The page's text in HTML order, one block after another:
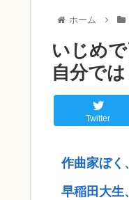
ホーム
いじめ
自分では
Twitter
作曲家ぼく
早稲田大生